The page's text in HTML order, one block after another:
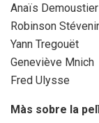
Anaïs Demoustier
Robinson
Yann Tregouët
Geneviève Mnich
Fred Ulysse
Màs sobre la